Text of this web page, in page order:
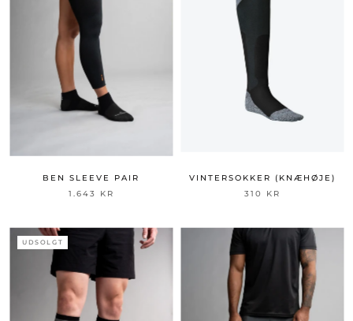
BEN SLEEVE PAIR
1.643 KR
VINTERSOKKER (KNÆHØJE)
310 KR
UDSOLGT